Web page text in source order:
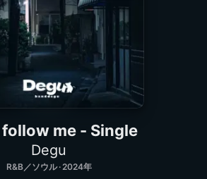
me - Single
Degu
R&B／ソウル · 2024年